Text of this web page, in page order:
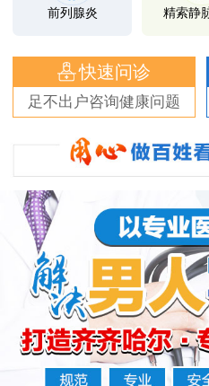
前列腺炎 精索静
快速问诊
足不出户咨询健康问题